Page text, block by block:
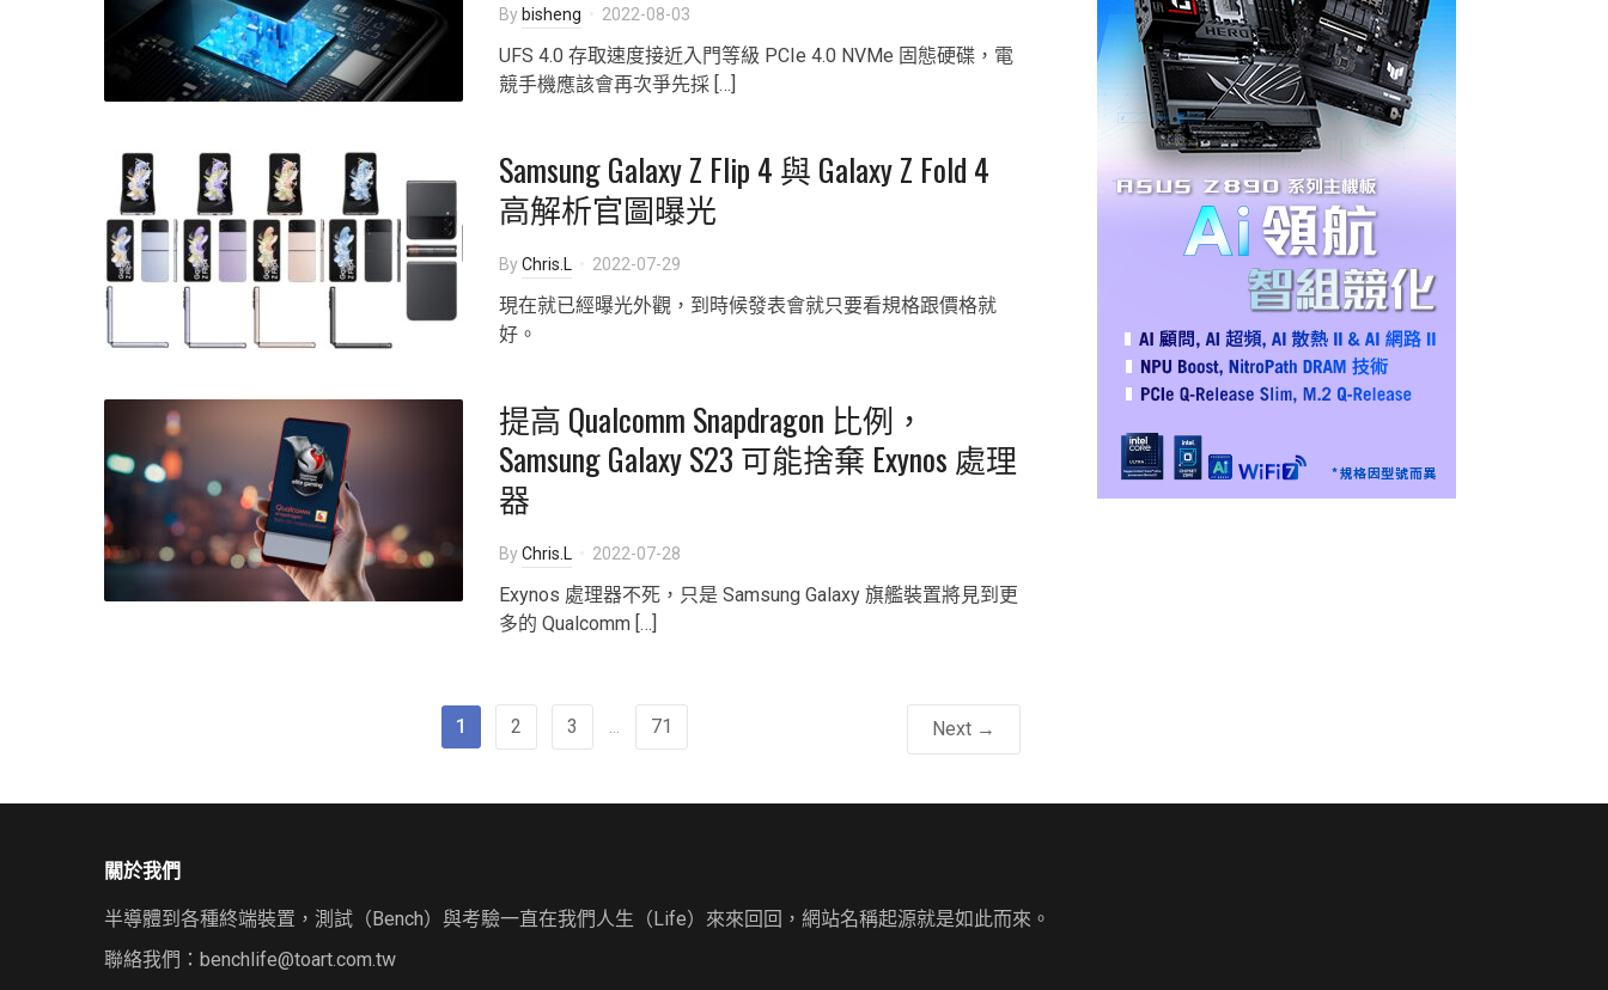
By bisheng 2022-08-03
UFS 4.0 存取速度接近入門等級 PCIe 4.0 NVMe 固態硬碟，電
競手機應該會再次爭先採 […]
Samsung Galaxy Z Flip 4 與 Galaxy Z Fold 4
高解析官圖曝光
ByChris.L 2022-07-29
現在就已經曝光外觀，到時候發表會就只要看規格跟價格就
好。
提高 Qualcomm Snapdragon 比例，
Samsung Galaxy S23 可能捨棄 Exynos 處理
器
ByChris.L 2022-07-28
Exynos 處理器不死，只是 Samsung Galaxy 旗艦裝置將見到更
多的 Qualcomm […]
1 2 3 ... 71 Next →
關於我們
半導體到各種終端裝置，測試（Bench）與考驗一直在我們人生（Life）來來回回，網站名稱起源就是如此而來。
聯絡我們： benchlife@toart.com.tw